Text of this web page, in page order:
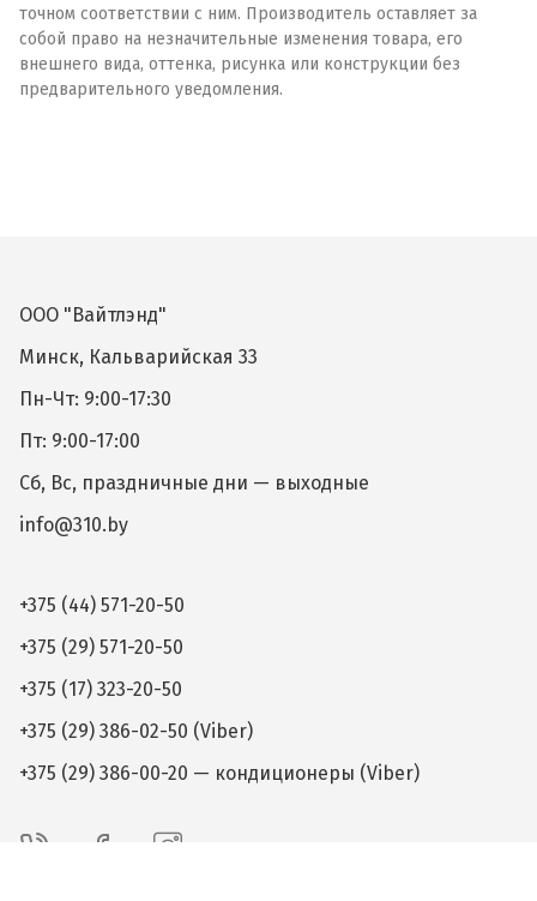
точном соответствии с ним. Производитель оставляет за
собой право на незначительные изменения товара, его
внешнего вида, оттенка, рисунка или конструкции без
предварительного уведомления.
ООО "Вайтлэнд"
Минск, Кальварийская 33
Пн-Чт: 9:00-17:30
Пт: 9:00-17:00
Сб, Вс, праздничные дни — выходные
info@310.by
+375 (44) 571-20-50
+375 (29) 571-20-50
+375 (17) 323-20-50
+375 (29) 386-02-50 (Viber)
+375 (29) 386-00-20 — кондиционеры (Viber)